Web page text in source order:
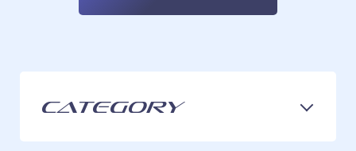
Category